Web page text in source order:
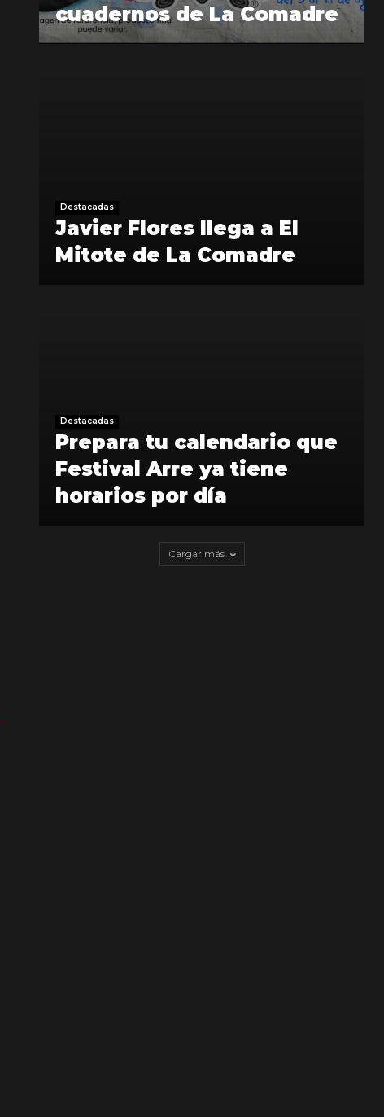
cuadernos de La Comadre
Destacadas
Javier Flores llega a El
Mitote de La Comadre
Destacadas
Prepara tu calendario que
Festival Arre ya tiene
horarios por día
Cargar más